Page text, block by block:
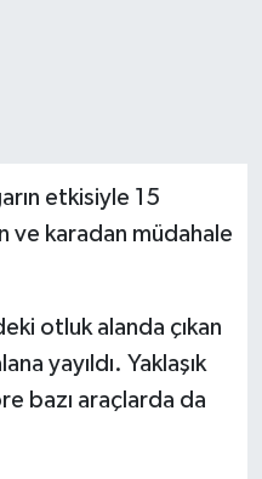
etkisiyle 15
ve karadan müdahale
otluk alanda çıkan
yayıldı. Yaklaşık
bazı araçlarda da